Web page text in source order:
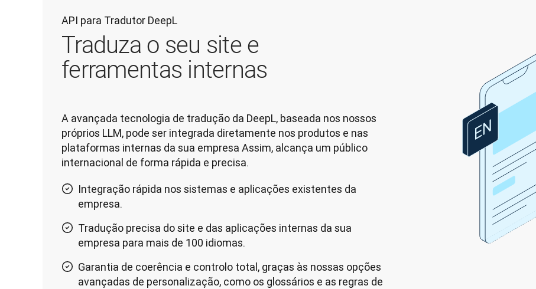
API para Tradutor DeepL
Traduza o seu site e
ferramentas internas
A avançada tecnologia de tradução da DeepL, baseada nos nossos
próprios LLM, pode ser integrada diretamente nos produtos e nas
plataformas internas da sua empresa Assim, alcança um público
internacional de forma rápida e precisa.
Integração rápida nos sistemas e aplicações existentes da
empresa.
Tradução precisa do site e das aplicações internas da sua
empresa para mais de 100 idiomas.
Garantia de coerência e controlo total, graças às nossas opções
avançadas de personalização, como os glossários e as regras de